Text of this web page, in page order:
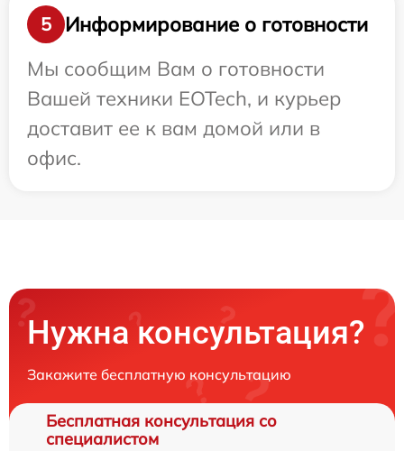
5
Информирование о готовности
Мы сообщим Вам о готовности
Вашей техники EOTech, и курьер
доставит ее к вам домой или в
офис.
Нужна консультация?
Закажите бесплатную консультацию
Бесплатная консультация со
специалистом